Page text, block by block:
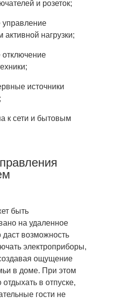
и розеток;
управление
нагрузки;
отключение
источники
к сети и бытовым
быть
на удаленное
даст возможность
электроприборы,
ощущение
в доме. При этом
в отпуске,
гости не